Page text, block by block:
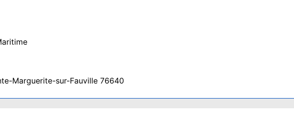
Marguerite-sur-Fauville 76640